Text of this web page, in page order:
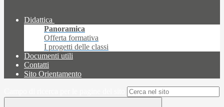
Didattica
Panoramica
Offerta formativa
I progetti delle classi
Documenti utili
Contatti
Sito Orientamento